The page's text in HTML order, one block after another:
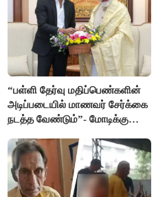
“பள்ளி தேர்வு மதிப்பெண்களின்
அடிப்படையில் மாணவர் சேர்க்கை
நடத்த வேண்டும்”- மோடிக்கு